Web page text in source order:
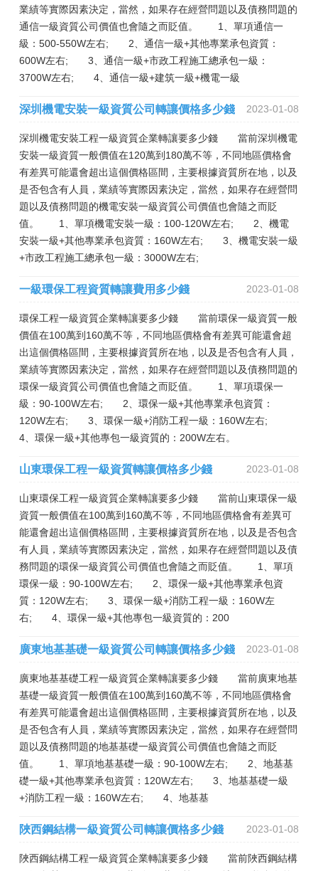
業績等實際因素決定，當然，如果存在經營問題以及債務問題的
通信一級資質公司價值也會隨之而貶值。 1、單項通信一
級：500-550W左右; 2、通信一級+其他專業承包資質：
600W左右; 3、通信一級+市政工程施工總承包一級：
3700W左右; 4、通信一級+建筑一級+機電一級
深圳機電安裝一級資質公司轉讓價格多少錢 2023-01-08
深圳機電安裝工程一級資質企業轉讓要多少錢 當前深圳機電
安裝一級資質一般價值在120萬到180萬不等，不同地區價格會
有差異可能還會超出這個價格區間，主要根據資質所在地，以及
是否包含有人員，業績等實際因素決定，當然，如果存在經營問
題以及債務問題的機電安裝一級資質公司價值也會隨之而貶
值。 1、單項機電安裝一級：100-120W左右; 2、機電
安裝一級+其他專業承包資質：160W左右; 3、機電安裝一級
+市政工程施工總承包一級：3000W左右;
一級環保工程資質轉讓費用多少錢 2023-01-08
環保工程一級資質企業轉讓要多少錢 當前環保一級資質一般
價值在100萬到160萬不等，不同地區價格會有差異可能還會超
出這個價格區間，主要根據資質所在地，以及是否包含有人員，
業績等實際因素決定，當然，如果存在經營問題以及債務問題的
環保一級資質公司價值也會隨之而貶值。 1、單項環保一
級：90-100W左右; 2、環保一級+其他專業承包資質：
120W左右; 3、環保一級+消防工程一級：160W左右;
4、環保一級+其他專包一級資質的：200W左右。
山東環保工程一級資質轉讓價格多少錢 2023-01-08
山東環保工程一級資質企業轉讓要多少錢 當前山東環保一級
資質一般價值在100萬到160萬不等，不同地區價格會有差異可
能還會超出這個價格區間，主要根據資質所在地，以及是否包含
有人員，業績等實際因素決定，當然，如果存在經營問題以及債
務問題的環保一級資質公司價值也會隨之而貶值。 1、單項
環保一級：90-100W左右; 2、環保一級+其他專業承包資
質：120W左右; 3、環保一級+消防工程一級：160W左
右; 4、環保一級+其他專包一級資質的：200
廣東地基基礎一級資質公司轉讓價格多少錢 2023-01-08
廣東地基基礎工程一級資質企業轉讓要多少錢 當前廣東地基
基礎一級資質一般價值在100萬到160萬不等，不同地區價格會
有差異可能還會超出這個價格區間，主要根據資質所在地，以及
是否包含有人員，業績等實際因素決定，當然，如果存在經營問
題以及債務問題的地基基礎一級資質公司價值也會隨之而貶
值。 1、單項地基基礎一級：90-100W左右; 2、地基基
礎一級+其他專業承包資質：120W左右; 3、地基基礎一級
+消防工程一級：160W左右; 4、地基基
陜西鋼結構一級資質公司轉讓價格多少錢 2023-01-08
陜西鋼結構工程一級資質企業轉讓要多少錢 當前陜西鋼結構